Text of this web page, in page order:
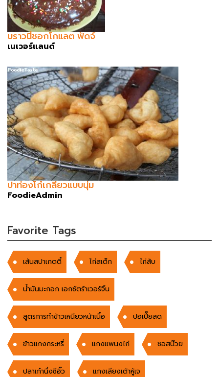
บราวนี่ชอกโกแลต ฟัดจ์
เนเวอร์แลนด์
ปาท่องโก๋เกลียวแบบนุ่ม
FoodieAdmin
Favorite Tags
เส้นสปาเกตตี้ ไก่สเต็ก ไก่สับ
น้ำมันมะกอก เอกซ์ตร้าเวอร์จิ้น
สูตรการทำข้าวเหนียวหน้าเนื้อ ปอเปี๊ยสด
ข้าวแกงกระหรี่ แกงแพนงไก่ ซอสบ๊วย
ปลาเก๋านึ่งซีอิ๊ว แกงเลียงเต้าหู้เจ